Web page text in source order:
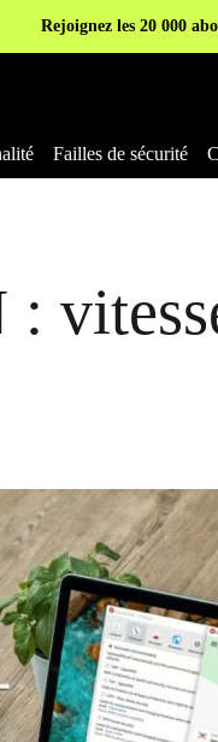
Rejoignez les 20 000
Failles de sécurité
: